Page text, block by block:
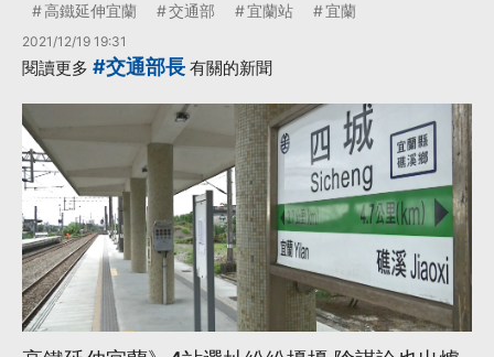
高鐵延伸宜蘭 交通部 宜蘭站 宜蘭
2021/12/19 19:31
閱讀更多 #交通部長 有關的新聞